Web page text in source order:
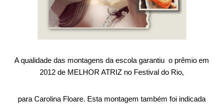
A qualidade das montagens da escola garantiu o prêmio em
2012 de MELHOR ATRIZ no Festival do Rio,
para Carolina Floare. Esta montagem também foi indicada